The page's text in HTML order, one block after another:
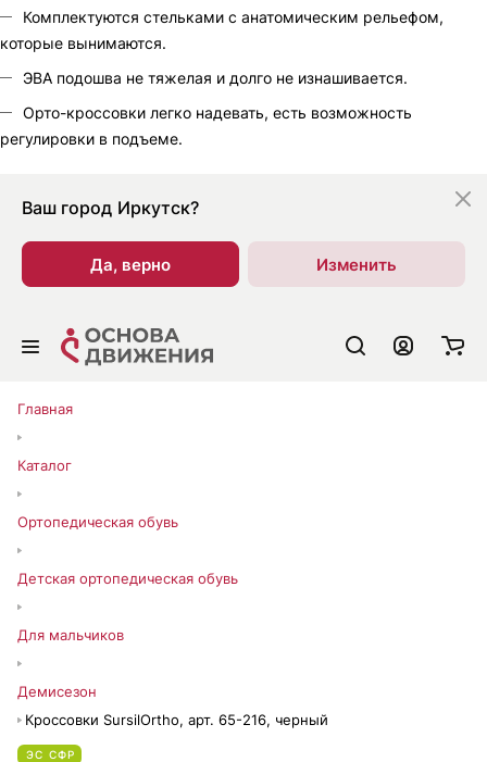
Комплектуются стельками с анатомическим рельефом,
которые вынимаются.
ЭВА подошва не тяжелая и долго не изнашивается.
Орто-кроссовки легко надевать, есть возможность
регулировки в подъеме.
Ваш город Иркутск?
Да, верно Изменить
Главная
Каталог
Ортопедическая обувь
Детская ортопедическая обувь
Для мальчиков
Демисезон
Кроссовки SursilOrtho, арт. 65-216, черный
ЭС СФР